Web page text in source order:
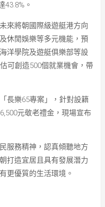
43.8%。
來將朝國際級遊艇港方向
休閒娛樂等多元機能，預
洋學院及遊艇俱樂部等設
可創造500個就業機會，帶
長樂65專案」，針對設籍
元敬老禮金，現場宣布
服務精神，認真傾聽地方
打造宜居且具有發展潛力
更優質的生活環境。